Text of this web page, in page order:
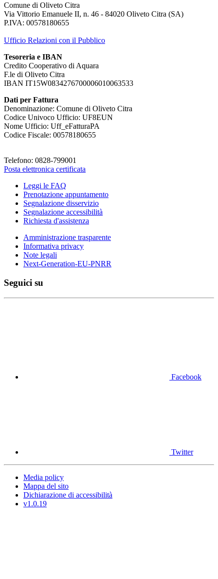
Comune di Oliveto Citra
Via Vittorio Emanuele II, n. 46 - 84020 Oliveto Citra (SA)
P.IVA: 00578180655
Ufficio Relazioni con il Pubblico
Tesoreria e IBAN
Credito Cooperativo di Aquara
F.le di Oliveto Citra
IBAN IT15W0834276700006010063533
Dati per Fattura
Denominazione: Comune di Oliveto Citra
Codice Univoco Ufficio: UF8EUN
Nome Ufficio: Uff_eFatturaPA
Codice Fiscale: 00578180655
Telefono: 0828-799001
Posta elettronica certificata
Leggi le FAQ
Prenotazione appuntamento
Segnalazione disservizio
Segnalazione accessibilità
Richiesta d'assistenza
Amministrazione trasparente
Informativa privacy
Note legali
Next-Generation-EU-PNRR
Seguici su
Facebook
Twitter
Media policy
Mappa del sito
Dichiarazione di accessibilità
v1.0.19